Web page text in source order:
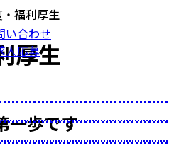
い合わせ
人応募
福利厚生
厚生
一歩です